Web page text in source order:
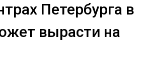
Петербурга в
вырасти на